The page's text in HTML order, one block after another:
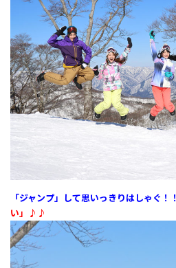
「ジャンプ」して思いっきりはしゃぐ！！
い」♪♪